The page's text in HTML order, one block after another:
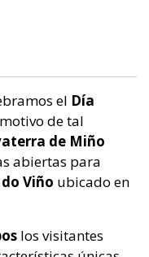
el Día
de tal
de Miño
abiertas para
Viño ubicado en
los visitantes